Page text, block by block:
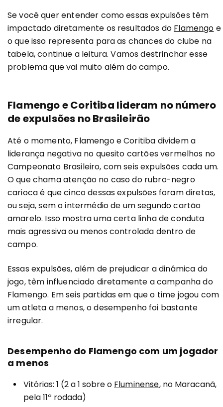
Se você quer entender como essas expulsões têm
impactado diretamente os resultados do Flamengo e
o que isso representa para as chances do clube na
tabela, continue a leitura. Vamos destrinchar esse
problema que vai muito além do campo.
Flamengo e Coritiba lideram no número
de expulsões no Brasileirão
Até o momento, Flamengo e Coritiba dividem a
liderança negativa no quesito cartões vermelhos no
Campeonato Brasileiro, com seis expulsões cada um.
O que chama atenção no caso do rubro-negro
carioca é que cinco dessas expulsões foram diretas,
ou seja, sem o intermédio de um segundo cartão
amarelo. Isso mostra uma certa linha de conduta
mais agressiva ou menos controlada dentro de
campo.
Essas expulsões, além de prejudicar a dinâmica do
jogo, têm influenciado diretamente a campanha do
Flamengo. Em seis partidas em que o time jogou com
um atleta a menos, o desempenho foi bastante
irregular.
Desempenho do Flamengo com um jogador
a menos
Vitórias: 1 (2 a 1 sobre o Fluminense, no Maracanã,
pela 11ª rodada)